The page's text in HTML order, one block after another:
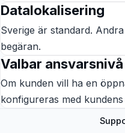
Datalokalisering
Sverige är standard.
begäran.
Valbar ansvarsnivå
Om kunden vill ha en
konfigureras med